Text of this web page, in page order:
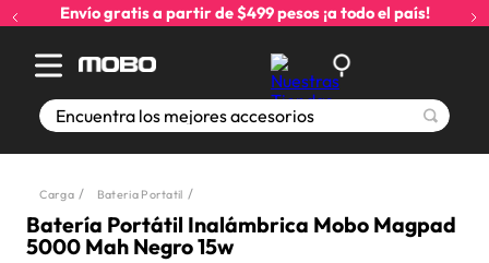
Envío gratis a partir de $499 pesos ¡a todo el país!
Encuentra los mejores accesorios
Carga Bateria Portatil
Batería Portátil Inalámbrica Mobo Magpad
5000 Mah Negro 15w